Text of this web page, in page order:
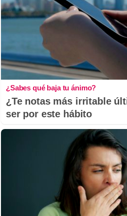
¿Sabes qué baja tu ánimo?
¿Te notas más irritable
ser por este hábito